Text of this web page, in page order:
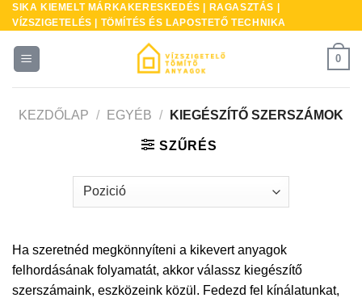
Skip
to
content
SIKA KIEMELT MÁRKAKERESKEDÉS | RAGASZTÁS |
VÍZSZIGETELÉS | TÖMÍTÉS ÉS LAPOSTETŐ TECHNIKA
0
KEZDŐLAP / EGYÉB / KIEGÉSZÍTŐ SZERSZÁMOK
SZŰRÉS
Ha szeretnéd megkönnyíteni a kikevert anyagok
felhordásának folyamatát, akkor válassz kiegészítő
szerszámaink, eszközeink közül. Fedezd fel kínálatunkat,